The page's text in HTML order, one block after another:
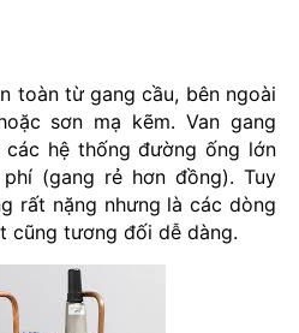
toàn từ gang cầu, bên ngoài
sơn mạ kẽm. Van gang
hệ thống đường ống lớn
(gang rẻ hơn đồng). Tuy
rất nặng nhưng là các dòng
cũng tương đối dễ dàng.